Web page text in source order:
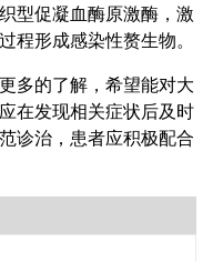
型促凝血酶原激酶，激
程形成感染性赘生物。
多的了解，希望能对大
在发现相关症状后及时
诊治，患者应积极配合